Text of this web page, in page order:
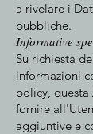
a rivelare i
pubbliche.
Informative
Su richiesta
informazioni
policy,
fornire
aggiuntive e